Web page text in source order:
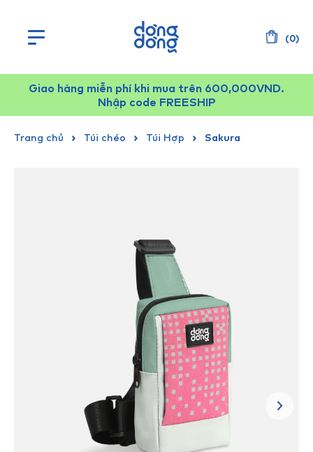
(0)
Giao hàng miễn phí khi mua trên 600,000VND.
Nhập code FREESHIP
Trang chủ Túi chéo Túi Hợp Sakura